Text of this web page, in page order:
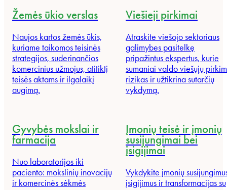
Žemės ūkio verslas
Naujos kartos žemės ūkis,
kuriame taikomos teisinės
strategijos, suderinančios
komercinius užmojus, atitiktį
teisės aktams ir ilgalaikį
augimą.
Viešieji pirkimai
Atraskite viešojo sektoriaus
galimybes pasitelkę
pripažintus ekspertus, kurie
sumaniai valdo viešųjų
rizikas ir užtikrina sutarčių
vykdymą.
Gyvybės mokslai ir
farmacija
Nuo laboratorijos iki
paciento: mokslinių inovacijų
ir komercinės sėkmės
Įmonių teisė ir įmonių
susijungimai bei
įsigijimai
Vykdykite įmonių
įsigijimus ir transformacijas su